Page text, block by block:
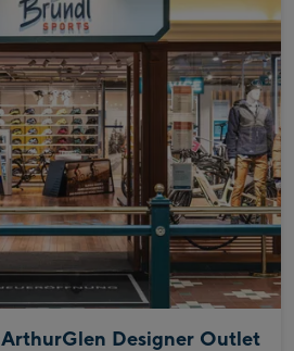
Designer Outlet